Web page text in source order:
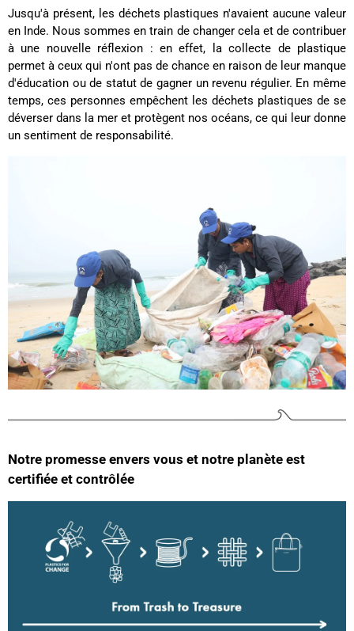
Ano****
Tout est parfait : qualité, design et livraison.
Twitter
Facebook
France, 23/05/2024
Childéric Sécher****
Parfait ! Merci beaucoup !
Twitter
Livraison super rapide. C'est mon deuxième sac
de la marque Fitz & Huxley. Je suis très contente
de la qualité. Mon premier sac à 6 ans et est
toujours en très bon état. Je recommande sans
hésiter leurs sacs.
Utile? Oui Partager
Twitter
Facebook
France, 11/03/2024
Ano****
Beaux sacs, concept sympa. J'ai connu cette
Utile? Oui Partager
Twitter
France, 22/06/2023
Lucinio Da Silva DL agence****
fonction du remplissage , ce qui ne retire rien à la
qualité qui est on ne peut mieux !
Utile? Partager
Facebook
France,
Lire tous les avis
Jusqu'à présent, les déchets plastiques n'avaient aucune valeur
en Inde. Nous sommes en train de changer cela et de contribuer
à une nouvelle réflexion : en effet, la collecte de plastique
permet à ceux qui n'ont pas de chance en raison de leur manque
d'éducation ou de statut de gagner un revenu régulier. En même
temps, ces personnes empêchent les déchets plastiques de se
déverser dans la mer et protègent nos océans, ce qui leur donne
un sentiment de responsabilité.
Notre promesse envers vous et notre planète est
certifiée et contrôlée